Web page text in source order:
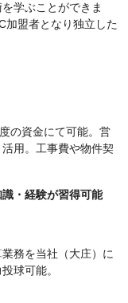
学ぶことができま
加盟者となり独立した
の資金にて可能。営
用。工事費や物件契
・経験が習得可能
務を当社（大庄）に
球可能。